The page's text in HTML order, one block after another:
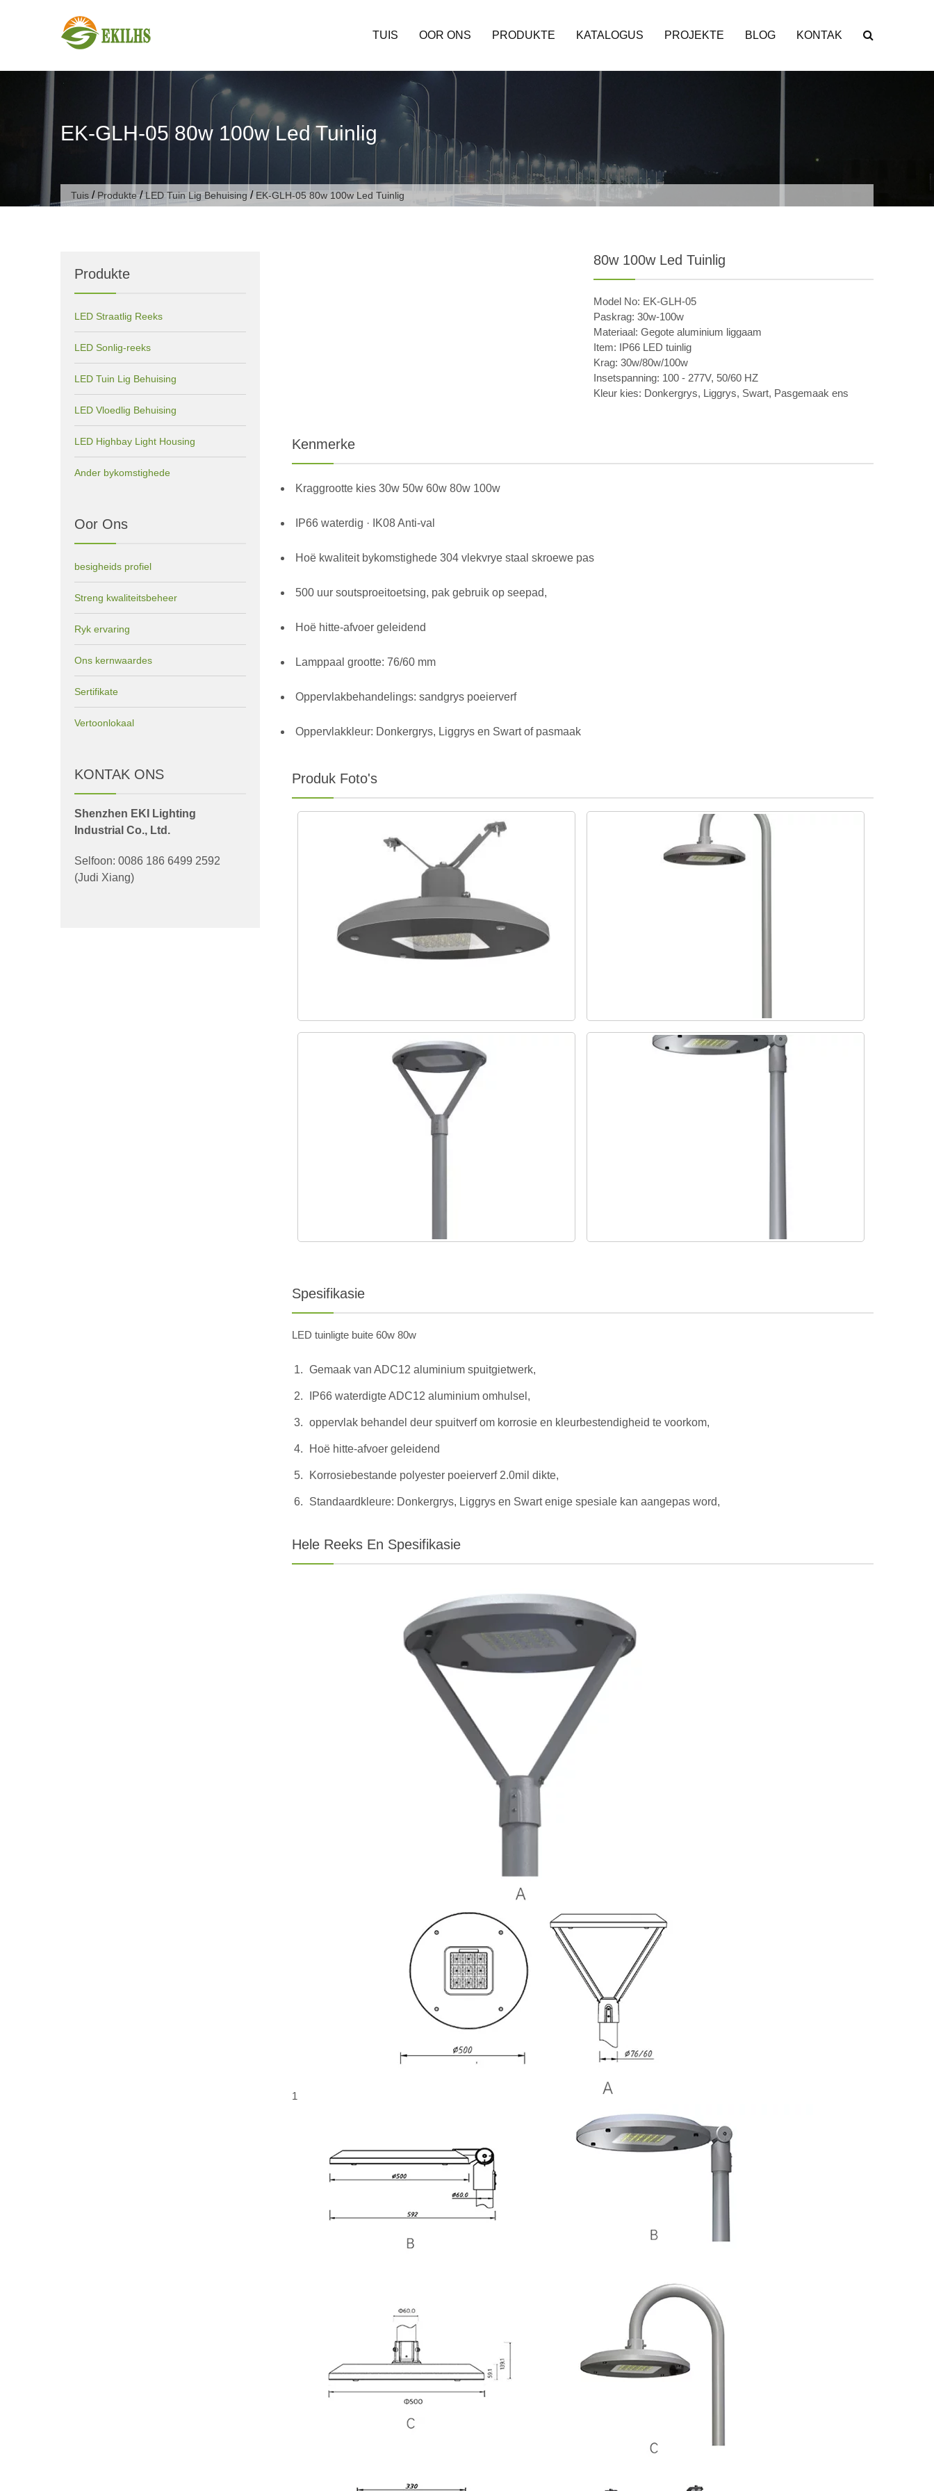
TUIS OOR ONS PRODUKTE KATALOGUS PROJEKTE BLOG KONTAK
EK-GLH-05 80w 100w Led Tuinlig
Tuis / Produkte/LED Tuin Lig Behuising / EK-GLH-05 80w 100w Led Tuinlig
80w 100w Led Tuinlig
Model No: EK-GLH-05
Paskrag: 30w-100w
Materiaal: Gegote aluminium liggaam
Item: IP66 LED tuinlig
Krag: 30w/80w/100w
Insetspanning: 100 - 277V, 50/60 HZ
Kleur kies: Donkergrys, Liggrys, Swart, Pasgemaak ens
Kenmerke
Kraggrootte kies 30w 50w 60w 80w 100w
IP66 waterdig · IK08 Anti-val
Hoë kwaliteit bykomstighede 304 vlekvrye staal skroewe pas
500 uur soutsproeitoetsing, pak gebruik op seepad,
Hoë hitte-afvoer geleidend
Lamppaal grootte: 76/60 mm
Oppervlakbehandelings: sandgrys poeierverf
Oppervlakkleur: Donkergrys, Liggrys en Swart of pasmaak
Produk Foto's
Spesifikasie
LED tuinligte buite 60w 80w
Gemaak van ADC12 aluminium spuitgietwerk,
IP66 waterdigte ADC12 aluminium omhulsel,
oppervlak behandel deur spuitverf om korrosie en kleurbestendigheid te voorkom,
Hoë hitte-afvoer geleidend
Korrosiebestande polyester poeierverf 2.0mil dikte,
Standaardkleure: Donkergrys, Liggrys en Swart enige spesiale kan aangepas word,
Hele Reeks En Spesifikasie
1
Produkte
LED Straatlig Reeks
LED Sonlig-reeks
LED Tuin Lig Behuising
LED Vloedlig Behuising
LED Highbay Light Housing
Ander bykomstighede
Oor Ons
besigheids profiel
Streng kwaliteitsbeheer
Ryk ervaring
Ons kernwaardes
Sertifikate
Vertoonlokaal
KONTAK ONS
Shenzhen EKI Lighting
Industrial Co., Ltd.
Selfoon: 0086 186 6499 2592
(Judi Xiang)